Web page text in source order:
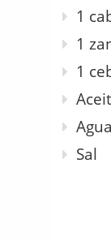
1
1
1
Agua
Sal